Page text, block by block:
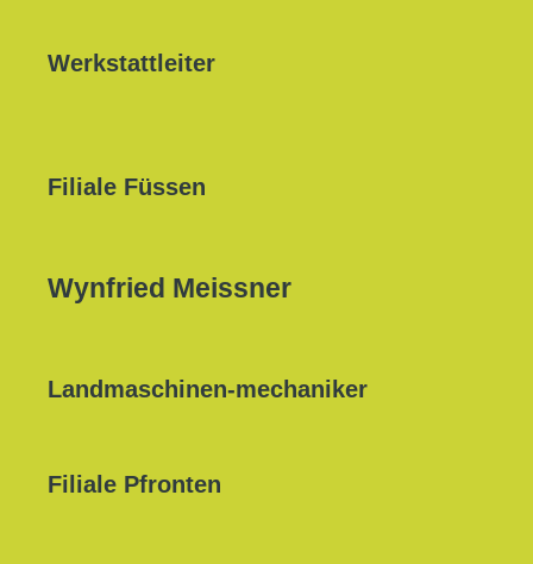
Werkstattleiter
Filiale Füssen
Wynfried Meissner
Landmaschinen-mechaniker
Filiale Pfronten